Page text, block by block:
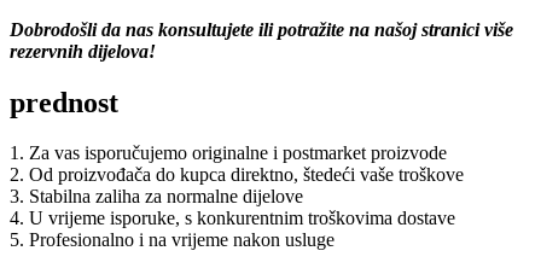
Dobrodošli da nas konsultujete ili potražite na našoj stranici više
rezervnih dijelova!
prednost
1. Za vas isporučujemo originalne i postmarket proizvode
2. Od proizvođača do kupca direktno, štedeći vaše troškove
3. Stabilna zaliha za normalne dijelove
4. U vrijeme isporuke, s konkurentnim troškovima dostave
5. Profesionalno i na vrijeme nakon usluge